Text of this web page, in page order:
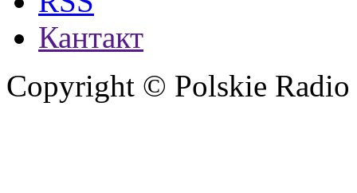
Кантакт
Copyright © Polskie